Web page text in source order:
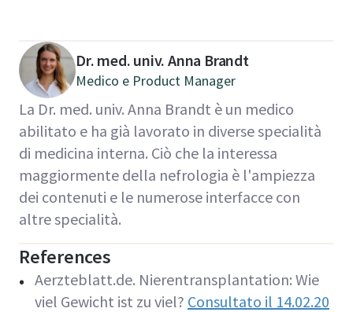
Dr. med. univ. Anna Brandt
Medico e Product Manager
La Dr. med. univ. Anna Brandt è un medico
abilitato e ha già lavorato in diverse specialità
di medicina interna. Ciò che la interessa
maggiormente della nefrologia è l'ampiezza
dei contenuti e le numerose interfacce con
altre specialità.
References
Aerzteblatt.de. Nierentransplantation: Wie
viel Gewicht ist zu viel? Consultato il 14.02.20